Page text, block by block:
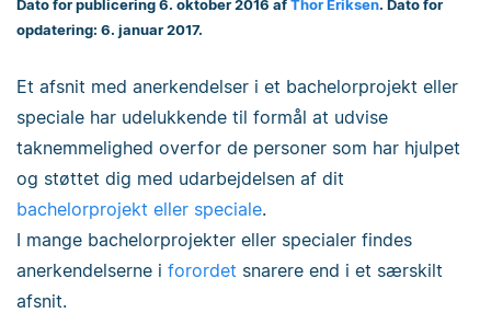
Dato for publicering 6. oktober 2016 af Thor Eriksen. Dato for
opdatering: 6. januar 2017.
Et afsnit med anerkendelser i et bachelorprojekt eller
speciale har udelukkende til formål at udvise
taknemmelighed overfor de personer som har hjulpet
og støttet dig med udarbejdelsen af dit
bachelorprojekt eller speciale.
I mange bachelorprojekter eller specialer findes
anerkendelserne i forordet snarere end i et særskilt
afsnit.